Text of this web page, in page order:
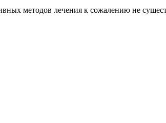
методов лечения к сожалению не